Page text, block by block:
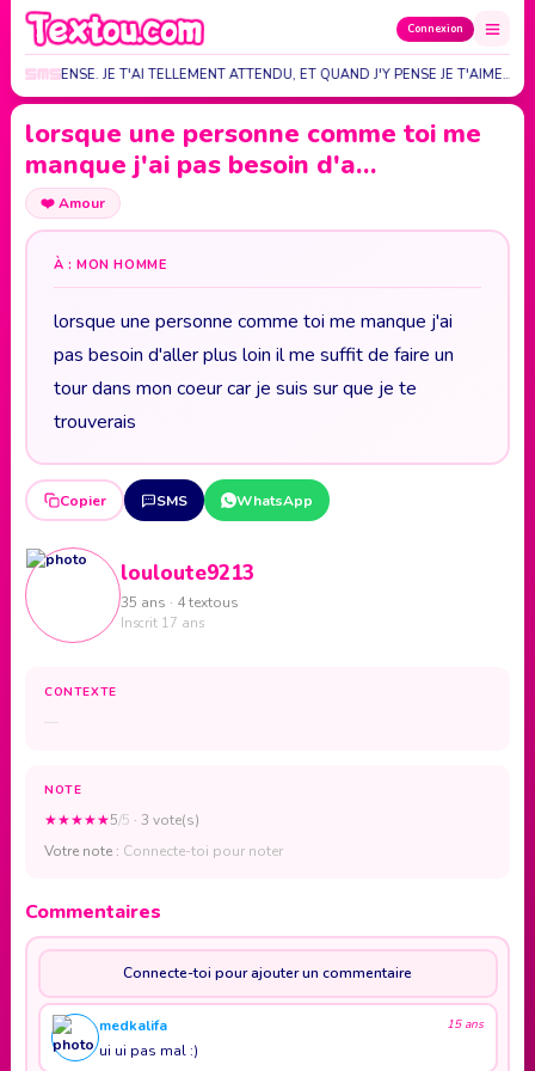
Connexion
JE T'AI TELLEMENT ATTENDU, ET QUAND J'Y PENSE JE T'AIME…
lorsque une personne comme toi me
manque j'ai pas besoin d'a…
❤️Amour
À : MON HOMME
lorsque une personne comme toi me manque j'ai
pas besoin d'aller plus loin il me suffit de faire un
tour dans mon coeur car je suis sur que je te
trouverais
Copier SMS WhatsApp
louloute9213
35 ans · 4 textous
Inscrit 17 ans
CONTEXTE
—
NOTE
★★★★★5/5 · 3 vote(s)
Votre note : Connecte-toi pour noter
Commentaires
Connecte-toi pour ajouter un commentaire
medkalifa 15 ans
ui ui pas mal :)